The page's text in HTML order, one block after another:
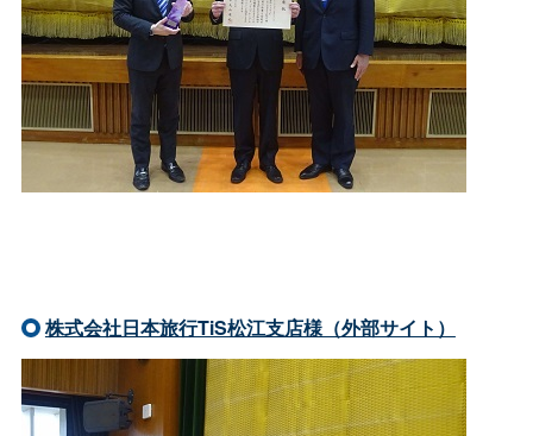
株式会社日本旅行TiS松江支店様（外部サイト）